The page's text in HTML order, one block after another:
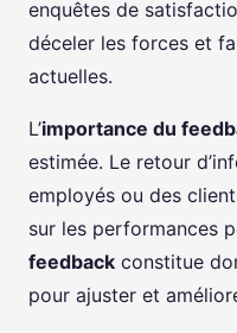
enquêtes de
déceler les forces et
actuelles.
L’importance du
estimée. Le retour
employés ou des
sur les performances
feedback constitue
pour ajuster et